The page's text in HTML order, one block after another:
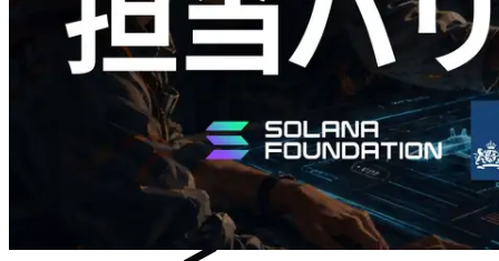
さらに読み込む